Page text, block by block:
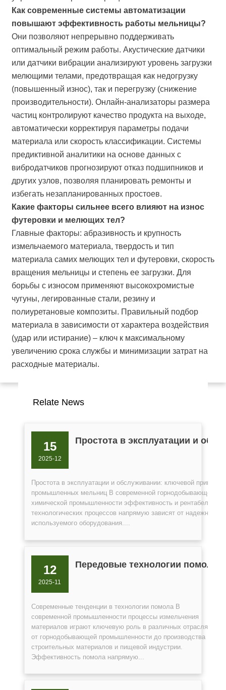
Как современные системы автоматизации
повышают эффективность работы мельницы?
Они позволяют непрерывно поддерживать
оптимальный режим работы. Акустические датчики
или датчики вибрации анализируют уровень загрузки
мелющими телами, предотвращая как недогрузку
(повышенный износ), так и перегрузку (снижение
производительности). Онлайн-анализаторы размера
частиц контролируют качество продукта на выходе,
автоматически корректируя параметры подачи
материала или скорость классификации. Системы
предиктивной аналитики на основе данных с
вибродатчиков прогнозируют отказ подшипников и
других узлов, позволяя планировать ремонты и
избегать незапланированных простоев.
Какие факторы сильнее всего влияют на износ
футеровки и мелющих тел?
Главные факторы: абразивность и крупность
измельчаемого материала, твердость и тип
материала самих мелющих тел и футеровки, скорость
вращения мельницы и степень ее загрузки. Для
борьбы с износом применяют высокохромистые
чугуны, легированные стали, резину и
полиуретановые композиты. Правильный подбор
материала в зависимости от характера воздействия
(удар или истирание) – ключ к максимальному
увеличению срока службы и минимизации затрат на
расходные материалы.
Relate News
15
2025-12
Простота в эксплуатации и
Простота в эксплуатации и обслуживании: ключевой принцип
промышленных мельниц В современной горнодобывающей,
химической промышленности эффективность и
технологических процессов напрямую зависят от надежности
используемого оборудования....
12
2025-11
Передовые технологии помола
Современные тенденции в технологии помола В
современной промышленности процессы измельчения
материалов играют ключевую роль в различных отраслях:
от горнодобывающей промышленности до производства
строительных материалов и пищевой индустрии.
Эффективность помола напрямую...